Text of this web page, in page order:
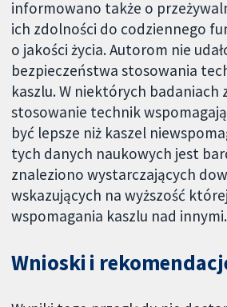
informowano także o
ich zdolności do codziennego
o jakości życia. Autorom nie
bezpieczeństwa stosowania
kaszlu. W niektórych badaniach
stosowanie technik
być lepsze niż kaszel
tych danych naukowych jest
znaleziono wystarczających
wskazujących na wyższość
wspomagania kaszlu nad innymi.
Wnioski i